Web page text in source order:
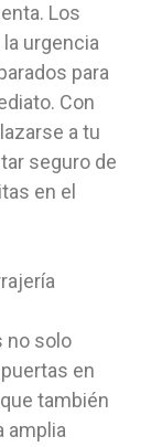
Los
urgencia
para
Con
a tu
seguro de
en el
no solo
en
también
amplia